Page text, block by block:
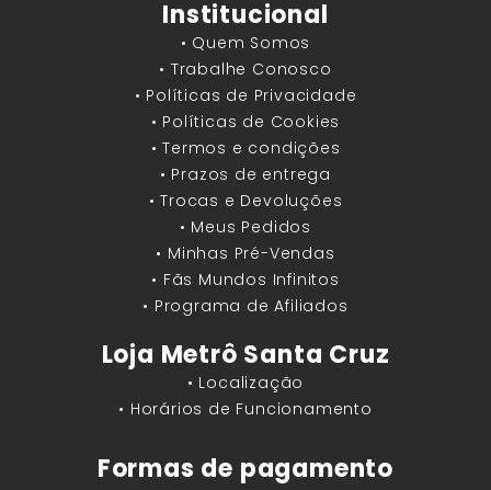
Institucional
• Quem Somos
• Trabalhe Conosco
• Políticas de Privacidade
• Políticas de Cookies
• Termos e condições
• Prazos de entrega
• Trocas e Devoluções
• Meus Pedidos
• Minhas Pré-Vendas
• Fãs Mundos Infinitos
• Programa de Afiliados
Loja Metrô Santa Cruz
• Localização
• Horários de Funcionamento
Formas de pagamento